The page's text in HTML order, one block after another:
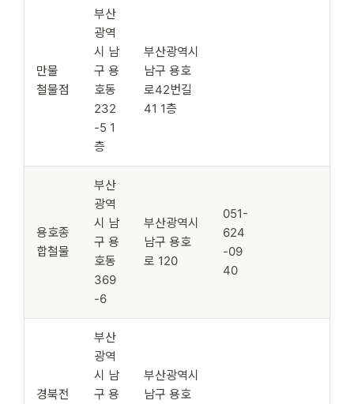
만물
철물점
부산
광역
시 남
구 용
호동
232
-5 1
층
부산광역시
남구 용호
로42번길
41 1층
용호종
합철물
부산
광역
시 남
구 용
호동
369
-6
부산광역시
남구 용호
로 120
051-
624
-09
40
경북전
부산
광역
시 남
구 용
부산광역시
남구 용호